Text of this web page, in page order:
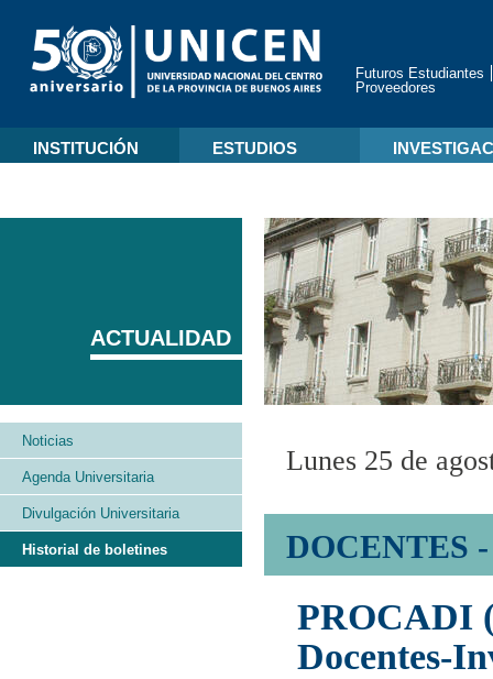
Futuros Estudiantes
Proveedores
INSTITUCIÓN ESTUDIOS
Lunes 25 de
DOCENTES
PROCADI
Docentes-
ACTUALIDAD
Noticias
Agenda Universitaria
Divulgación Universitaria
Historial de boletines